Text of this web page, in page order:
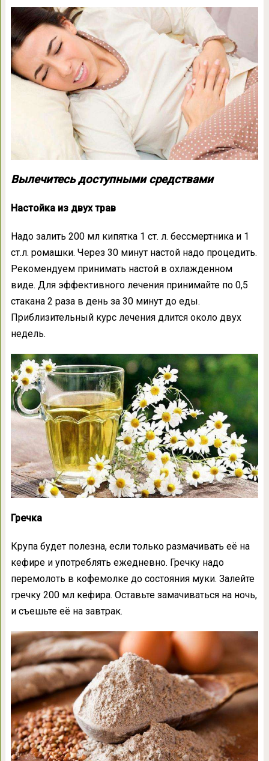
Вылечитесь доступными средствами
Настойка из двух трав
Надо залить 200 мл кипятка 1 ст. л. бессмертника и 1
ст.л. ромашки. Через 30 минут настой надо процедить.
Рекомендуем принимать настой в охлажденном
виде. Для эффективного лечения принимайте по 0,5
стакана 2 раза в день за 30 минут до еды.
Приблизительный курс лечения длится около двух
недель.
Гречка
Крупа будет полезна, если только размачивать её на
кефире и употреблять ежедневно. Гречку надо
перемолоть в кофемолке до состояния муки. Залейте
гречку 200 мл кефира. Оставьте замачиваться на ночь,
и съешьте её на завтрак.